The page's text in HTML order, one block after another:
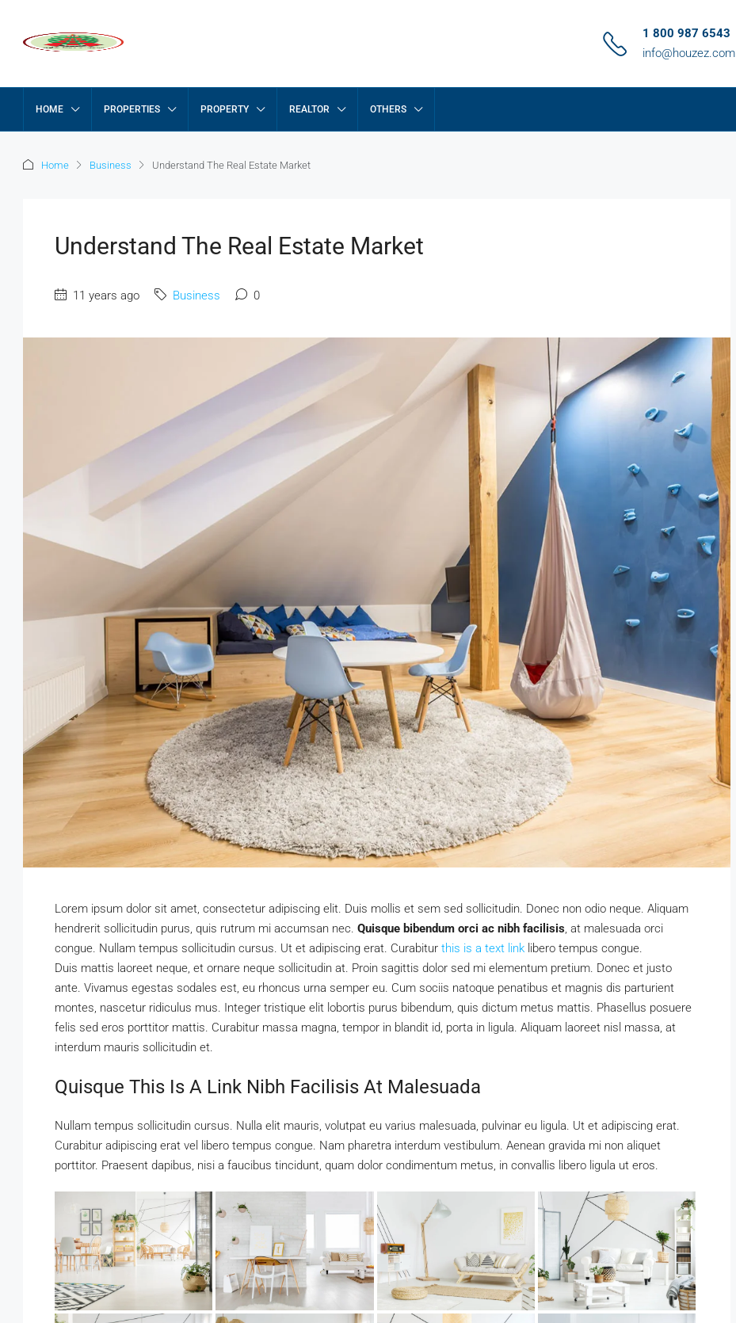
1 800 987 6543
info@houzez.com
HOME PROPERTIES PROPERTY REALTOR OTHERS
Home Business Understand The Real Estate Market
Understand The Real Estate Market
11 years ago Business 0
Lorem ipsum dolor sit amet, consectetur adipiscing elit. Duis mollis et sem sed sollicitudin. Donec non odio neque. Aliquam
hendrerit sollicitudin purus, quis rutrum mi accumsan nec. Quisque bibendum orci ac nibh facilisis, at malesuada orci
congue. Nullam tempus sollicitudin cursus. Ut et adipiscing erat. Curabitur this is a text link libero tempus congue.
Duis mattis laoreet neque, et ornare neque sollicitudin at. Proin sagittis dolor sed mi elementum pretium. Donec et justo
ante. Vivamus egestas sodales est, eu rhoncus urna semper eu. Cum sociis natoque penatibus et magnis dis parturient
montes, nascetur ridiculus mus. Integer tristique elit lobortis purus bibendum, quis dictum metus mattis. Phasellus posuere
felis sed eros porttitor mattis. Curabitur massa magna, tempor in blandit id, porta in ligula. Aliquam laoreet nisl massa, at
interdum mauris sollicitudin et.
Quisque This Is A Link Nibh Facilisis At Malesuada
Nullam tempus sollicitudin cursus. Nulla elit mauris, volutpat eu varius malesuada, pulvinar eu ligula. Ut et adipiscing erat.
Curabitur adipiscing erat vel libero tempus congue. Nam pharetra interdum vestibulum. Aenean gravida mi non aliquet
porttitor. Praesent dapibus, nisi a faucibus tincidunt, quam dolor condimentum metus, in convallis libero ligula ut eros.